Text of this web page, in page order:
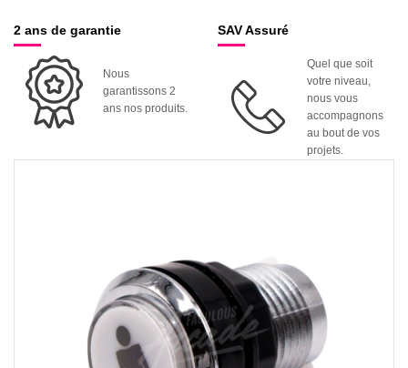
2 ans de garantie
Nous
garantissons 2
ans nos produits.
SAV Assuré
Quel que soit
votre niveau,
nous vous
accompagnons
au bout de vos
projets.